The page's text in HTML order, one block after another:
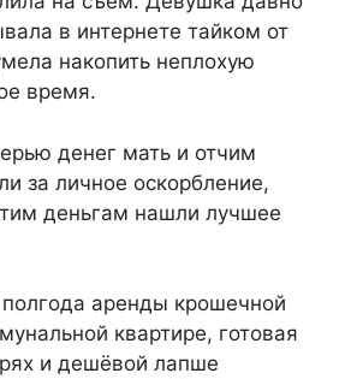
в интернете тайком от
накопить неплохую
время.
денег мать и отчим
за личное оскорбление,
деньгам нашли лучшее
аренды крошечной
квартире, готовая
и дешёвой лапше